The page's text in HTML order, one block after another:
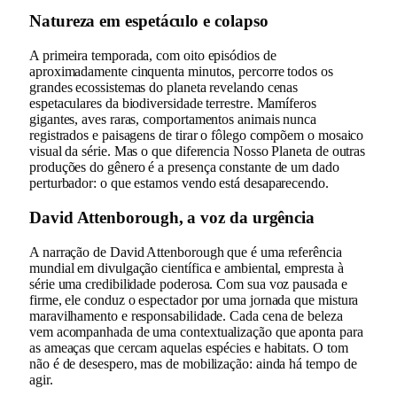
Natureza em espetáculo e colapso
A primeira temporada, com oito episódios de
aproximadamente cinquenta minutos, percorre todos os
grandes ecossistemas do planeta revelando cenas
espetaculares da biodiversidade terrestre. Mamíferos
gigantes, aves raras, comportamentos animais nunca
registrados e paisagens de tirar o fôlego compõem o mosaico
visual da série. Mas o que diferencia Nosso Planeta de outras
produções do gênero é a presença constante de um dado
perturbador: o que estamos vendo está desaparecendo.
David Attenborough, a voz da urgência
A narração de David Attenborough que é uma referência
mundial em divulgação científica e ambiental, empresta à
série uma credibilidade poderosa. Com sua voz pausada e
firme, ele conduz o espectador por uma jornada que mistura
maravilhamento e responsabilidade. Cada cena de beleza
vem acompanhada de uma contextualização que aponta para
as ameaças que cercam aquelas espécies e habitats. O tom
não é de desespero, mas de mobilização: ainda há tempo de
agir.